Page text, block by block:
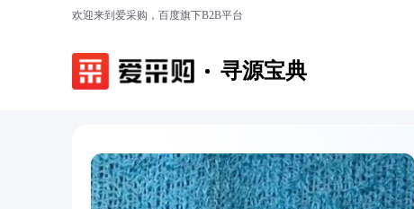
欢迎来到爱采购，百度旗下B2B平台
寻源宝典